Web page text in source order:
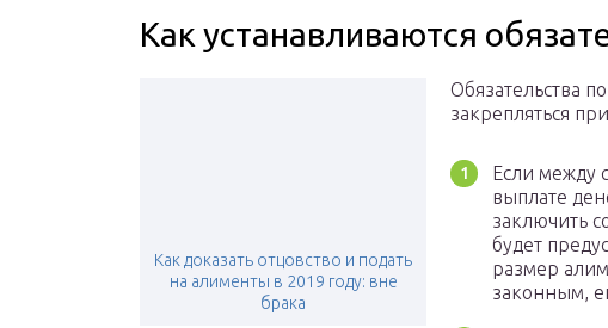
Как устанавливаются
Как доказать отцовство и подать
на алименты в 2019 году: вне
брака
Обязательства
закрепляться
Если между
выплате
заключить
будет
размер
законным,